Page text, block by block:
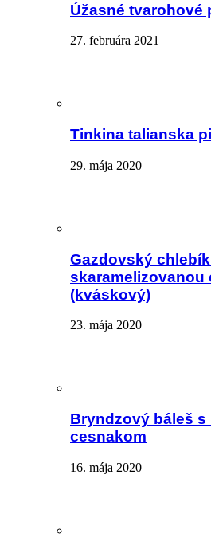
Úžasné tvarohové
27. februára 2021
Tinkina talianska
29. mája 2020
Gazdovský
skaramelizovanou
(kváskový)
23. mája 2020
Bryndzový báleš s
cesnakom
16. mája 2020